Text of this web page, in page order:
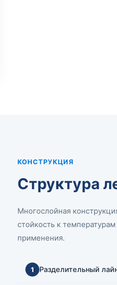
КОНСТРУКЦИЯ
Структура
Многослойная
стойкость к
применения.
1 Разделительный